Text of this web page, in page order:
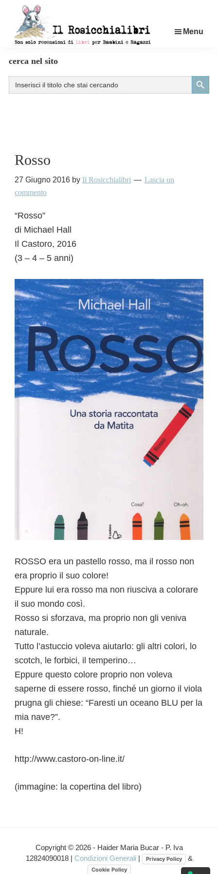
contenuto
di
libri
per
Menu
cerca nel sito
Search
for:
Search Button
Rosso
27 Giugno 2016 by Il Rosicchialibri
Lascia un
commento
“Rosso”
di Michael Hall
Il Castoro, 2016
(3 – 4 – 5 anni)
ROSSO era un pastello rosso, ma il rosso non
era proprio il suo colore!
Eppure lui era rosso ma non riusciva a colorare
il suo mondo così.
Rosso si sforzava, ma proprio non gli veniva
naturale.
Tutto l’astuccio voleva aiutarlo: gli altri colori, lo
scotch, le forbici, il temperino…
Eppure questo colore proprio non voleva
saperne di essere rosso, finché un giorno il viola
prugna gli chiese: “Faresti un oceano BLU per la
mia nave?”.
H!
http://www.castoro-on-line.it/
(immagine: la copertina del libro)
lettore
Copyright © 2026 - Haider Maria Bucar - P. Iva
12824090018 | Condizioni Generali | Privacy Policy &
Cookie Policy